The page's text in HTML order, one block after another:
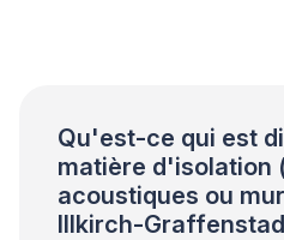
Qu'est-ce qui est
matière d'isolation
acoustiques ou
Illkirch-